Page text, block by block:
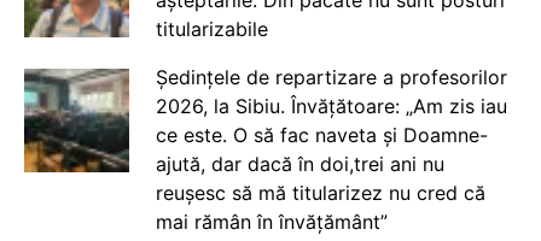
titularizabile
Ședințele de repartizare a profesorilor
2026, la Sibiu. Învățătoare: „Am zis iau
ce este. O să fac naveta și Doamne-
ajută, dar dacă în doi,trei ani nu
reușesc să mă titularizez nu cred că
mai rămân în învățământ”